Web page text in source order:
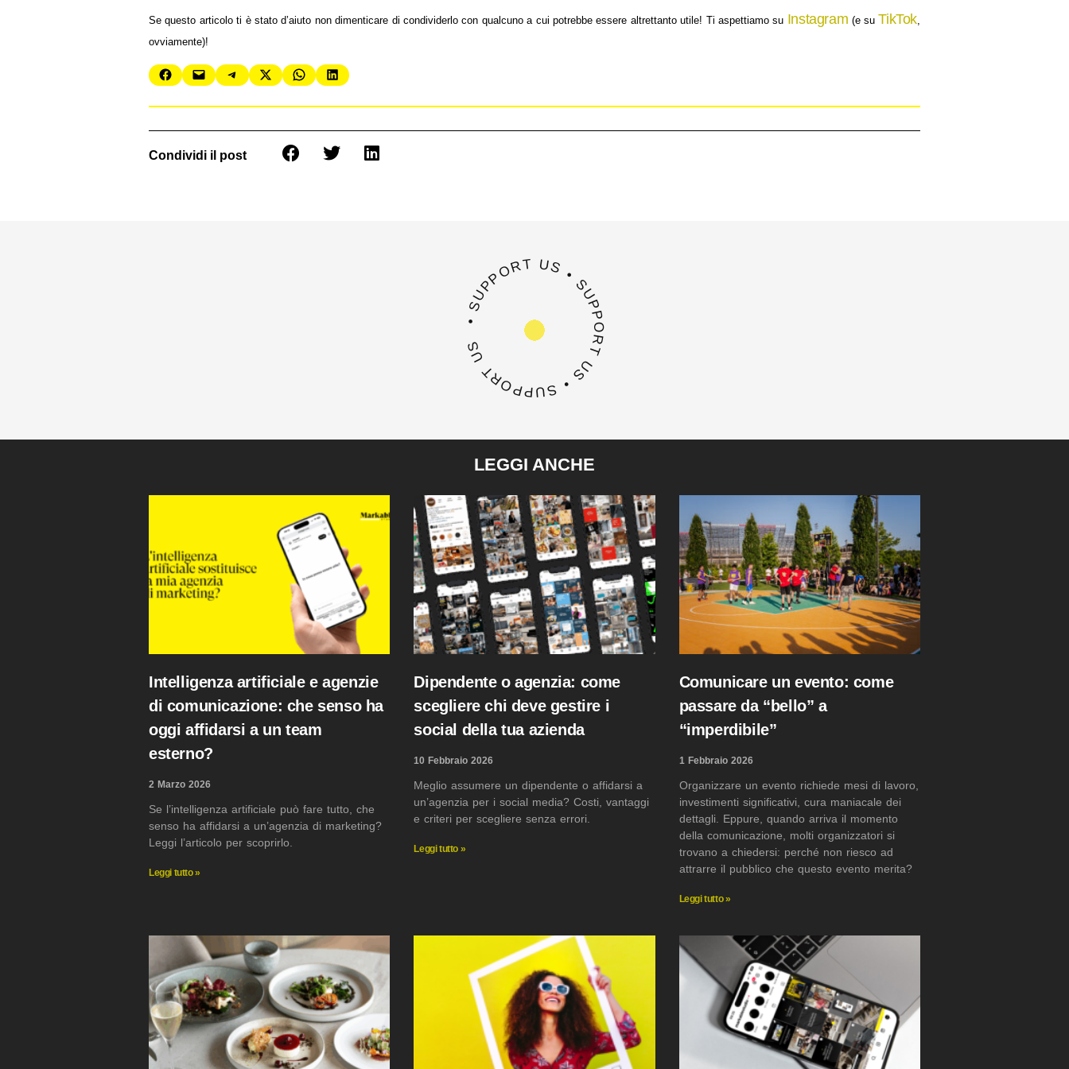
Se questo articolo ti è stato d’aiuto non dimenticare di condividerlo con qualcuno a cui potrebbe essere altrettanto utile! Ti aspettiamo su Instagram (e su TikTok,
ovviamente)!
Condividi il post
• SUPPORT US • SUPPORT US • SUPPORT US
LEGGI ANCHE
Intelligenza artificiale e agenzie
di comunicazione: che senso ha
oggi affidarsi a un team
esterno?
2 Marzo 2026
Se l’intelligenza artificiale può fare tutto, che
senso ha affidarsi a un’agenzia di marketing?
Leggi l’articolo per scoprirlo.
Leggi tutto »
Dipendente o agenzia: come
scegliere chi deve gestire i
social della tua azienda
10 Febbraio 2026
Meglio assumere un dipendente o affidarsi a
un’agenzia per i social media? Costi, vantaggi
e criteri per scegliere senza errori.
Leggi tutto »
Comunicare un evento: come
passare da “bello” a
“imperdibile”
1 Febbraio 2026
Organizzare un evento richiede mesi di lavoro,
investimenti significativi, cura maniacale dei
dettagli. Eppure, quando arriva il momento
della comunicazione, molti organizzatori si
trovano a chiedersi: perché non riesco ad
attrarre il pubblico che questo evento merita?
Leggi tutto »